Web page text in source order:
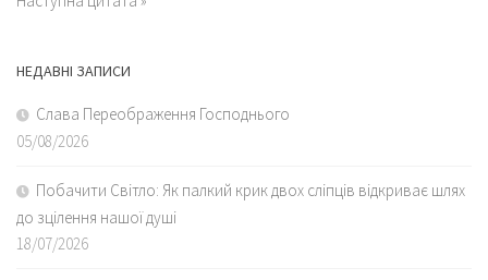
НЕДАВНІ ЗАПИСИ
Слава Переображення Господнього
05/08/2026
Побачити Світло: Як палкий крик двох сліпців відкриває шлях
до зцілення нашої душі
18/07/2026